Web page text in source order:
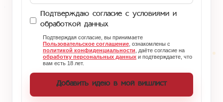
Подтверждаю согласие с условиями и
обработкой данных
Подтверждая согласие, вы принимаете
Пользовательское соглашение , ознакомлены с
политикой конфиденциальности , даёте согласие на
обработку персональных данных и подтверждаете, что
вам есть 18 лет.
Добавить идею в мой вишлист